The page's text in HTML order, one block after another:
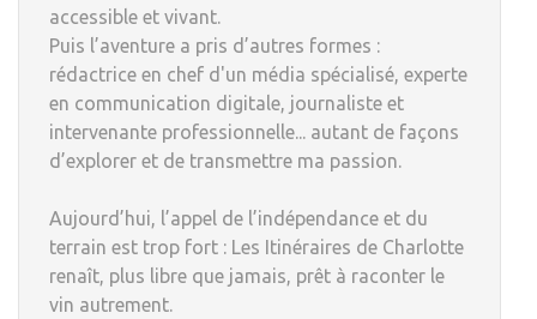
accessible et vivant.
Puis l’aventure a pris d’autres formes :
rédactrice en chef d'un média spécialisé, experte
en communication digitale, journaliste et
intervenante professionnelle... autant de façons
d’explorer et de transmettre ma passion.
Aujourd’hui, l’appel de l’indépendance et du
terrain est trop fort : Les Itinéraires de Charlotte
renaît, plus libre que jamais, prêt à raconter le
vin autrement.